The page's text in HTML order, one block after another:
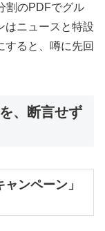
割のPDFでグル
はニュースと特設
すると、噂に先回
、断言せず
ンペーン」